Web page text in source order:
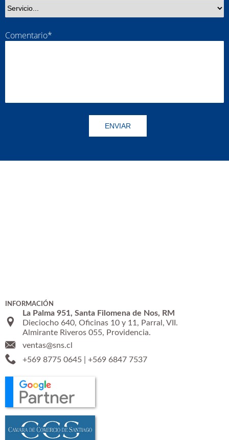
Comentario*
INFORMACIÓN
La Palma 951, Santa Filomena de Nos, RM
Dieciocho 640, Oficinas 10 y 11, Parral, VII.
Almirante Riveros 055, Providencia.
ventas@sns.cl
+569 8775 0645| +569 6847 7537